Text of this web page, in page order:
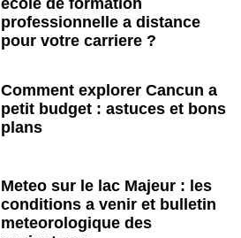
ecole de formation
professionnelle a distance
pour votre carriere ?
Comment explorer Cancun a
petit budget : astuces et bons
plans
Meteo sur le lac Majeur : les
conditions a venir et bulletin
meteorologique des